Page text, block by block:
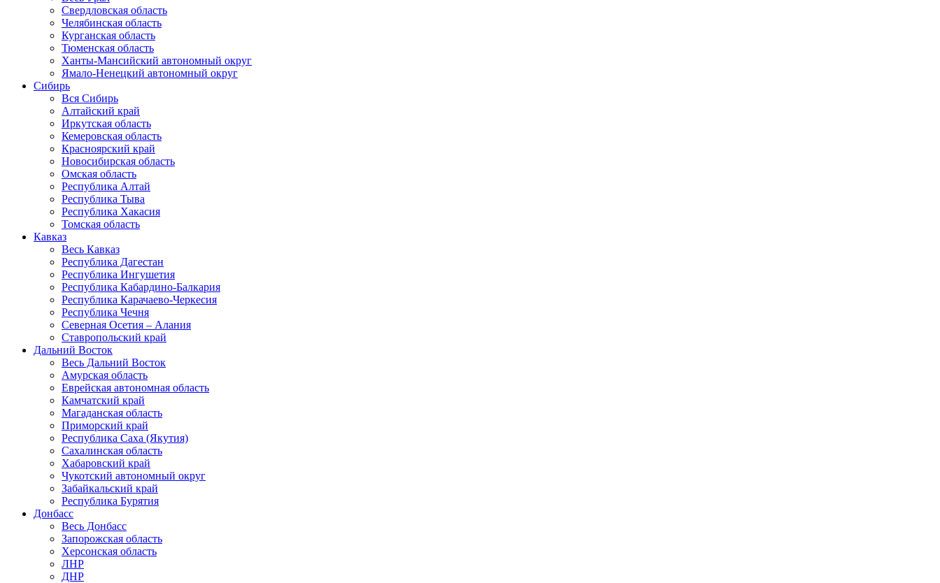
Свердловская область
Челябинская область
Курганская область
Тюменская область
Ханты-Мансийский автономный округ
Ямало-Ненецкий автономный округ
Сибирь
Вся Сибирь
Алтайский край
Иркутская область
Кемеровская область
Красноярский край
Новосибирская область
Омская область
Республика Алтай
Республика Тыва
Республика Хакасия
Томская область
Кавказ
Весь Кавказ
Республика Дагестан
Республика Ингушетия
Республика Кабардино-Балкария
Республика Карачаево-Черкесия
Республика Чечня
Северная Осетия – Алания
Ставропольский край
Дальний Восток
Весь Дальний Восток
Амурская область
Еврейская автономная область
Камчатский край
Магаданская область
Приморский край
Республика Саха (Якутия)
Сахалинская область
Хабаровский край
Чукотский автономный округ
Забайкальский край
Республика Бурятия
Донбасс
Весь Донбасс
Запорожская область
Херсонская область
ЛНР
ДНР